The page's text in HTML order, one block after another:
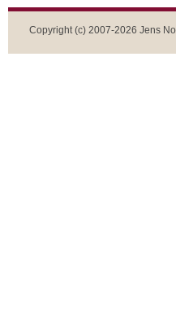
Copyright (c) 2007-2026 Jens